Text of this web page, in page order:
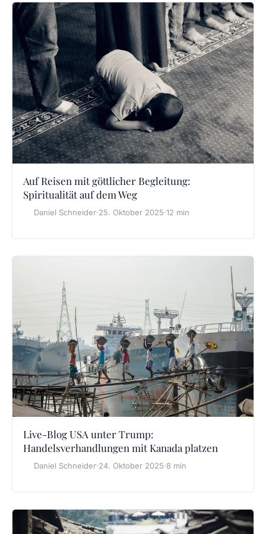
Auf Reisen mit göttlicher Begleitung:
Spiritualität auf dem Weg
Daniel Schneider·25. Oktober 2025·12 min
Live-Blog USA unter Trump:
Handelsverhandlungen mit Kanada platzen
Daniel Schneider·24. Oktober 2025·8 min